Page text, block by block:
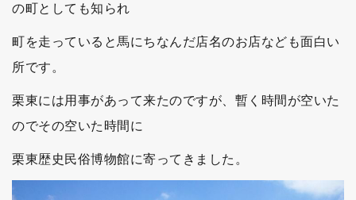
の町としても知られ
町を走っていると馬にちなんだ店名のお店なども面白い
所です。
栗東には用事があって来たのですが、暫く時間が空いた
のでその空いた時間に
栗東歴史民俗博物館に寄ってきました。